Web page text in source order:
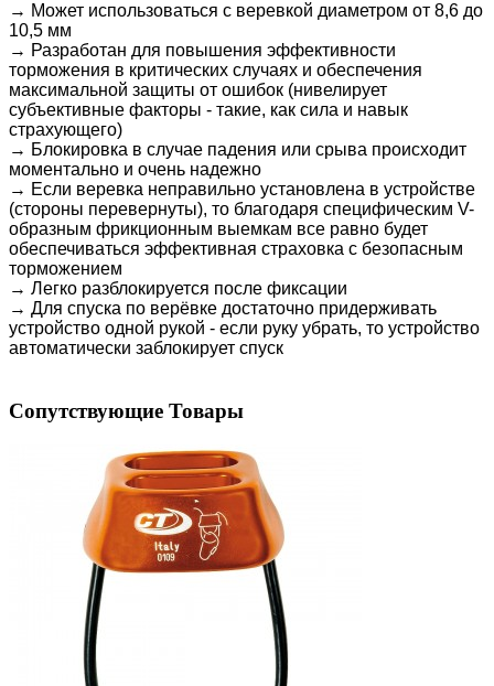
→ Может использоваться с веревкой диаметром от 8,6 до
10,5 мм
→ Разработан для повышения эффективности
торможения в критических случаях и обеспечения
максимальной защиты от ошибок (нивелирует
субъективные факторы - такие, как сила и навык
страхующего)
→ Блокировка в случае падения или срыва происходит
моментально и очень надежно
→ Если веревка неправильно установлена ​​в устройстве
(стороны перевернуты), то благодаря специфическим V-
образным фрикционным выемкам все равно будет
обеспечиваться эффективная страховка с безопасным
торможением
→ Легко разблокируется после фиксации
→ Для спуска по верёвке достаточно придерживать
устройство одной рукой - если руку убрать, то устройство
автоматически заблокирует спуск
Сопутствующие Товары